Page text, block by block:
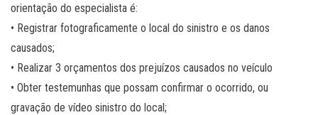
orientação do especialista é:
• Registrar fotograficamente o local do sinistro e os danos
causados;
• Realizar 3 orçamentos dos prejuízos causados no veículo
• Obter testemunhas que possam confirmar o ocorrido, ou
gravação de vídeo sinistro do local;